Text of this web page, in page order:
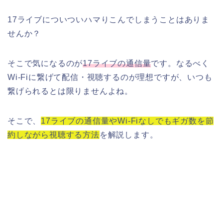
17ライブについついハマりこんでしまうことはありま
せんか？
そこで気になるのが17ライブの通信量です。なるべく
Wi-Fiに繋げて配信・視聴するのが理想ですが、いつも
繋げられるとは限りませんよね。
そこで、 17ライブの通信量やWi-Fiなしでもギガ数を節
約しながら視聴する方法を解説します。